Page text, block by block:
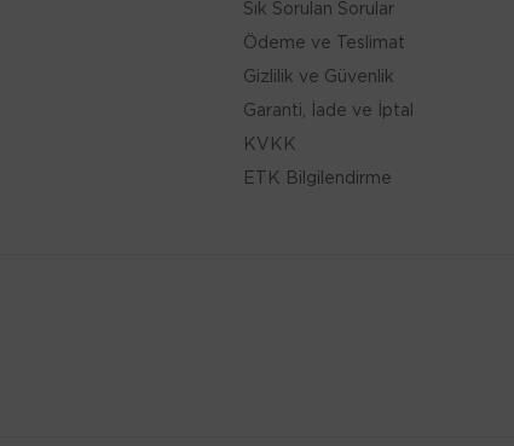
Sık Sorulan Sorular
Ödeme ve Teslimat
Gizlilik ve Güvenlik
Garanti, İade ve İptal
KVKK
ETK Bilgilendirme